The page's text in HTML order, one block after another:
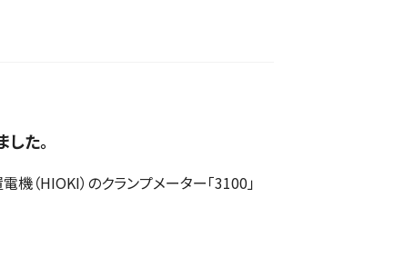
た。
（HIOKI）のクランプメーター「3100」